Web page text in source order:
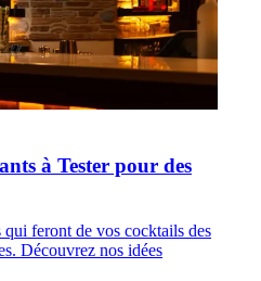
à Tester pour des
feront de vos cocktails des
Découvrez nos idées